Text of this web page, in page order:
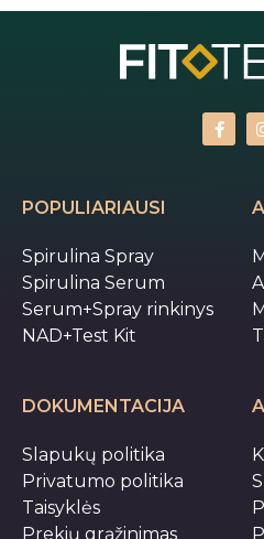
POPULIARIAUSI
Spirulina Spray
Spirulina Serum
Serum+Spray rinkinys
NAD+Test Kit
DOKUMENTACIJA
Slapukų politika
Privatumo politika
Taisyklės
Prekių grąžinimas